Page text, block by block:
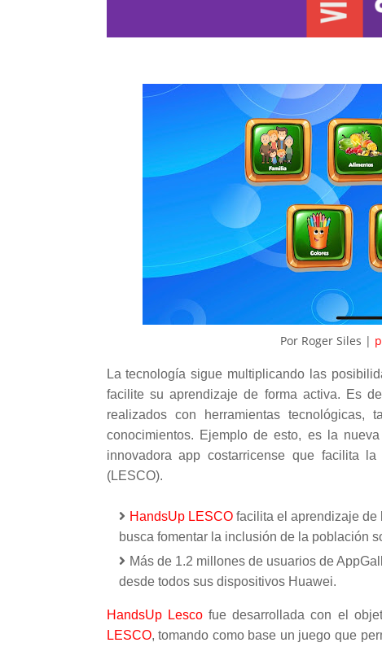
Por Roger Siles |
La tecnología sigue multiplicando las
facilite su aprendizaje de forma activa. Es
realizados con herramientas
conocimientos. Ejemplo de esto, es la
innovadora app costarricense que facilita
(LESCO).
HandsUp LESCOfacilita el aprendizaje de
busca fomentar la inclusión de la población
Más de 1.2 millones de usuarios de
desde todos sus dispositivos Huawei.
HandsUp Lescofue desarrollada con el
LESCO, tomando como base un juego que